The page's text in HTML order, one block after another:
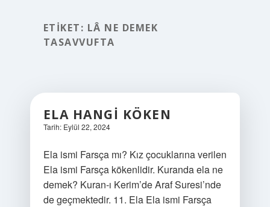
ETIKET: LÂ NE DEMEK
TASAVVUFTA
ELA HANGI KÖKEN
Tarih: Eylül 22, 2024
Ela ismi Farsça mı? Kız çocuklarına verilen
Ela ismi Farsça kökenlidir. Kuranda ela ne
demek? Kuran-ı Kerim’de Araf Suresi’nde
de geçmektedir. 11. Ela Ela ismi Farsça